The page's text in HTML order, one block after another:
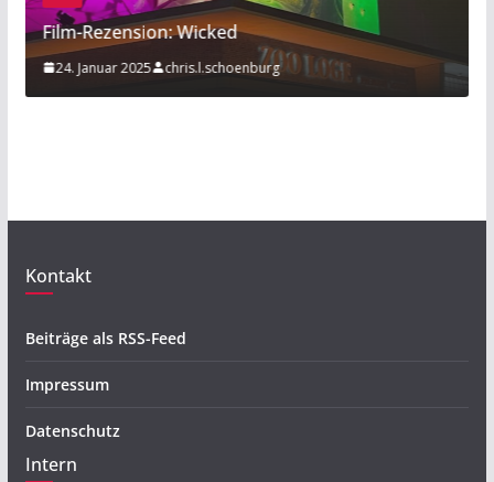
Film-Rezension: Wicked
24. Januar 2025 chris.l.schoenburg
Kontakt
Beiträge als RSS-Feed
Impressum
Datenschutz
Intern